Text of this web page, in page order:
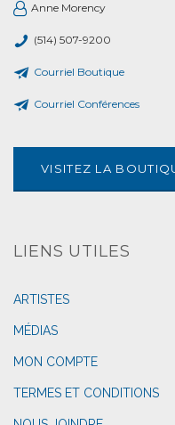
Anne Morency
(514) 507-9200
Courriel Boutique
Courriel Conférences
VISITEZ LA
LIENS UTILES
ARTISTES
MÉDIAS
MON COMPTE
TERMES ET CONDITIONS